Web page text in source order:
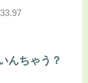
んちゃう？